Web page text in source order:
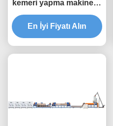
kemeri yapma makinesi,
9mm PP kemeri
ekstrüzyon makinesi
En İyi Fiyatı Alın